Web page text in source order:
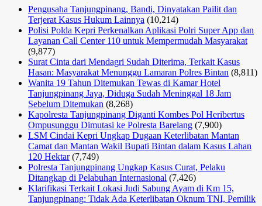
Pengusaha Tanjungpinang, Bandi, Dinyatakan Pailit dan
Terjerat Kasus Hukum Lainnya (10,214)
Polisi Polda Kepri Perkenalkan Aplikasi Polri Super App dan
Layanan Call Center 110 untuk Mempermudah Masyarakat
(9,877)
Surat Cinta dari Mendagri Sudah Diterima, Terkait Kasus
Hasan: Masyarakat Menunggu Lamaran Polres Bintan (8,811)
Wanita 19 Tahun Ditemukan Tewas di Kamar Hotel
Tanjungpinang Jaya, Diduga Sudah Meninggal 18 Jam
Sebelum Ditemukan (8,268)
Kapolresta Tanjungpinang Diganti Kombes Pol Heribertus
Ompusunggu Dimutasi ke Polresta Barelang (7,900)
LSM Cindai Kepri Ungkap Dugaan Keterlibatan Mantan
Camat dan Mantan Wakil Bupati Bintan dalam Kasus Lahan
120 Hektar (7,749)
Polresta Tanjungpinang Ungkap Kasus Curat, Pelaku
Ditangkap di Pelabuhan Internasional (7,426)
Klarifikasi Terkait Lokasi Judi Sabung Ayam di Km 15,
Tanjungpinang: Tidak Ada Keterlibatan Oknum TNI, Pemilik